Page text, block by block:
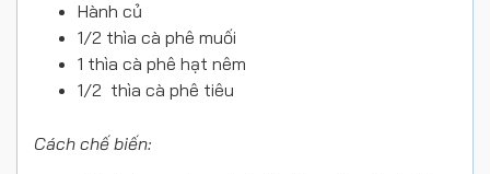
Hành củ
1/2 thìa cà phê muối
1 thìa cà phê hạt nêm
1/2 thìa cà phê tiêu
Cách chế biến: